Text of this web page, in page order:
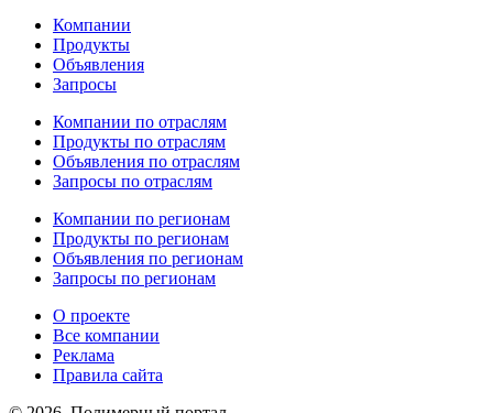
Компании
Продукты
Объявления
Запросы
Компании по отраслям
Продукты по отраслям
Объявления по отраслям
Запросы по отраслям
Компании по регионам
Продукты по регионам
Объявления по регионам
Запросы по регионам
О проекте
Все компании
Реклама
Правила сайта